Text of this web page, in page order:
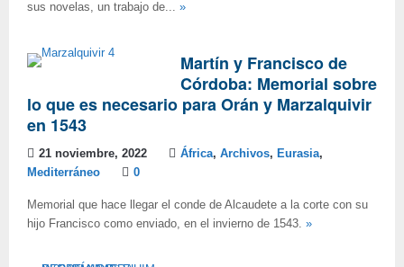
sus novelas, un trabajo de... »
Martín y Francisco de
Córdoba: Memorial sobre
lo que es necesario para Orán y Marzalquivir
en 1543
21 noviembre, 2022 África, Archivos, Eurasia,
Mediterráneo
0
Memorial que hace llegar el conde de Alcaudete a la corte con su
hijo Francisco como enviado, en el invierno de 1543. »